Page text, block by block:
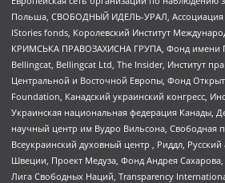
Польша, СВОБОДНЫЙ ИДЕЛЬ-УРАЛ, Ассоциация
IStories fonds, Королевский Институт
КРИМСЬКА ПРАВОЗАХИСНА ГРУПА, Фонд имени
Bellingcat, Bellingcat Ltd, The Insider, Институт
Центральной и Восточной Европы, Фонд
Foundation, Канадский украинский конгресс,
Украинская национальная федерация Канады,
научный центр им Вудро Вильсона, Свободная
Всеукраинский духовный центр , Риддл,
Швеции, Проект Медуза, Фонд Андрея
Лига Свободных Наций, Transparеncy